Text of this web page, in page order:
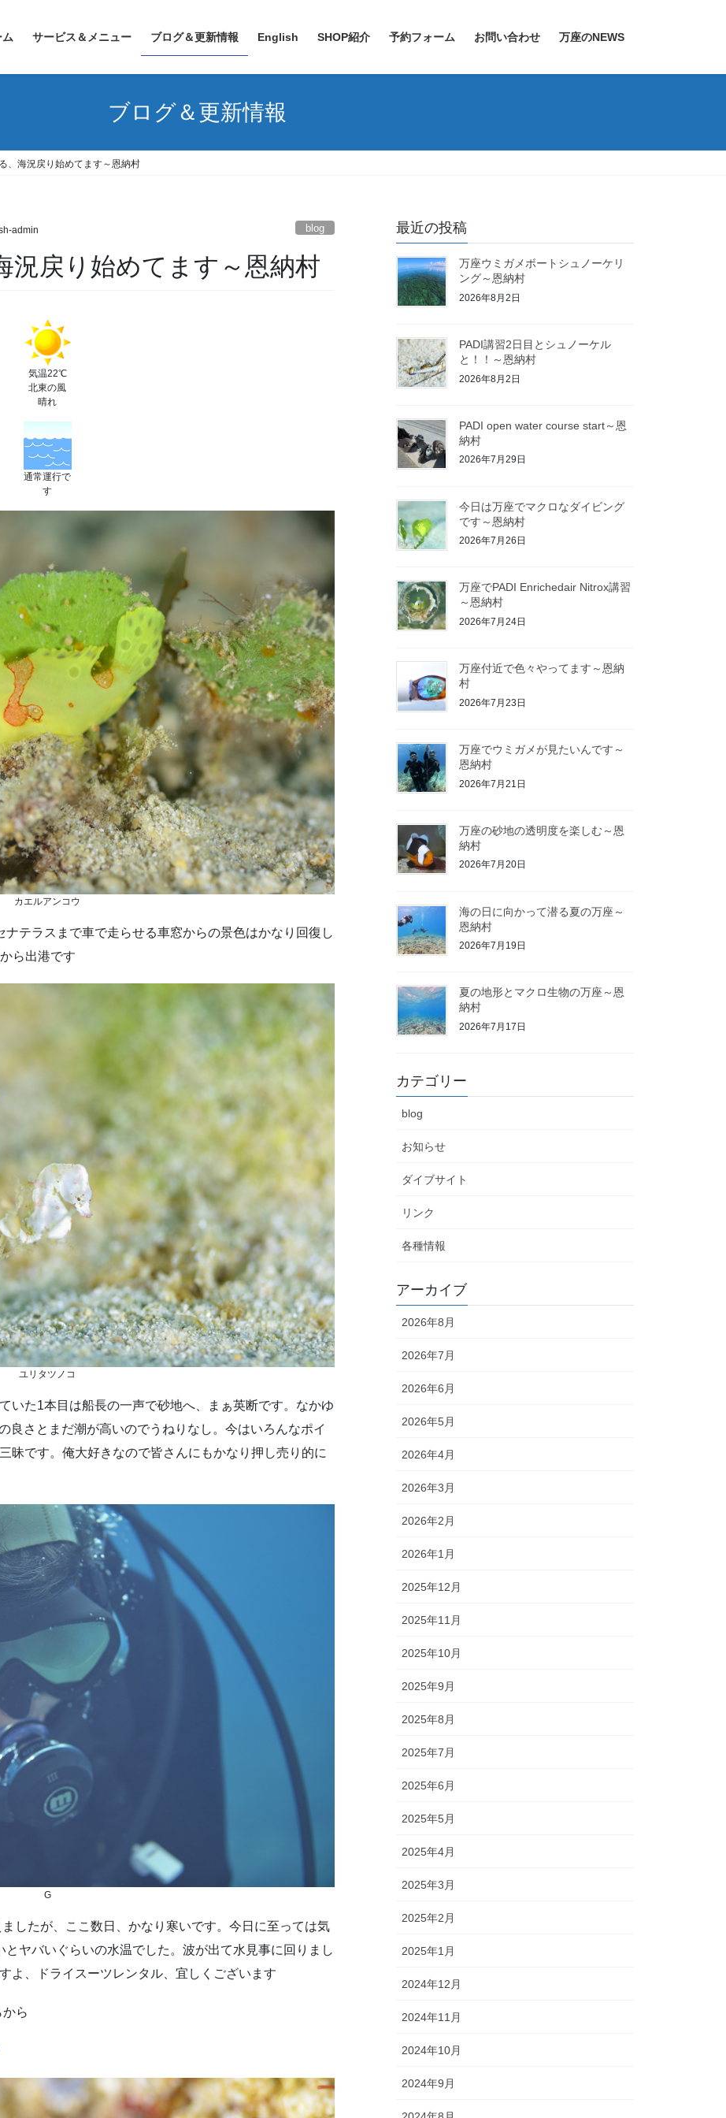
サービス＆メニュー ブログ＆更新情報 English SHOP紹介 予約フォーム お問い合わせ 万座のNEWS
ブログ＆更新情報
、海況戻り始めてます～恩納村
admin blog
況戻り始めてます～恩納村
気温22℃
北東の風
晴れ
通常運行で
す
カエルアンコウ
テラスまで車で走らせる車窓からの景色はかなり回復し
ら出港です
ユリタツノコ
いた1本目は船長の一声で砂地へ、まぁ英断です。なかゆ
良さとまだ潮が高いのでうねりなし。今はいろんなポイ
昧です。俺大好きなので皆さんにもかなり押し売り的に
G
したが、ここ数日、かなり寒いです。今日に至っては気
ヤバいぐらいの水温でした。波が出て水見事に回りまし
よ、ドライスーツレンタル、宜しくございます
ら
最近の投稿
万座ウミガメボートシュノーケリ
ング～恩納村
2026年8月2日
PADI講習2日目とシュノーケル
と！！～恩納村
2026年8月2日
PADI open water course start～恩
納村
2026年7月29日
今日は万座でマクロなダイビング
です～恩納村
2026年7月26日
万座でPADI Enrichedair Nitrox講習
～恩納村
2026年7月24日
万座付近で色々やってます～恩納
村
2026年7月23日
万座でウミガメが見たいんです～
恩納村
2026年7月21日
万座の砂地の透明度を楽しむ～恩
納村
2026年7月20日
海の日に向かって潜る夏の万座～
恩納村
2026年7月19日
夏の地形とマクロ生物の万座～恩
納村
2026年7月17日
カテゴリー
blog
お知らせ
ダイブサイト
リンク
各種情報
アーカイブ
2026年8月
2026年7月
2026年6月
2026年5月
2026年4月
2026年3月
2026年2月
2026年1月
2025年12月
2025年11月
2025年10月
2025年9月
2025年8月
2025年7月
2025年6月
2025年5月
2025年4月
2025年3月
2025年2月
2025年1月
2024年12月
2024年11月
2024年10月
2024年9月